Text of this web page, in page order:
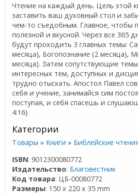
Чтение на каждый день. Цель этой
заставить ваш духовный стол и
чем-то съедобным. Главное, чтобы
полезной и вкусной. Через все 365
будут проходить 3 главных темы:
месяца), Богопознание (2 месяца),
месяца). Затем сопутствующие
интересных тем, доступных и
трудно отыскать. Апостол Павел
себя и учение, занимайся сим
поступая, и себя спасешь и
4:16)
Категории
Товары » Книги » Библейские
ISBN: 9012300080772
Издательство: Благовестник
Код товара: ЦБ-00080772
Размеры: 150 x 220 x 35 mm